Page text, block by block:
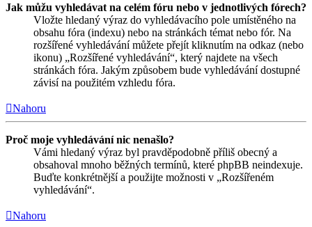
Jak můžu vyhledávat na celém fóru nebo v jednotlivých fórech?
Vložte hledaný výraz do vyhledávacího pole umístěného na
obsahu fóra (indexu) nebo na stránkách témat nebo fór. Na
rozšířené vyhledávání můžete přejít kliknutím na odkaz (nebo
ikonu) „Rozšířené vyhledávání“, který najdete na všech
stránkách fóra. Jakým způsobem bude vyhledávání dostupné
závisí na použitém vzhledu fóra.
Nahoru
Proč moje vyhledávání nic nenašlo?
Vámi hledaný výraz byl pravděpodobně příliš obecný a
obsahoval mnoho běžných termínů, které phpBB neindexuje.
Buďte konkrétnější a použijte možnosti v „Rozšířeném
vyhledávání“.
Nahoru